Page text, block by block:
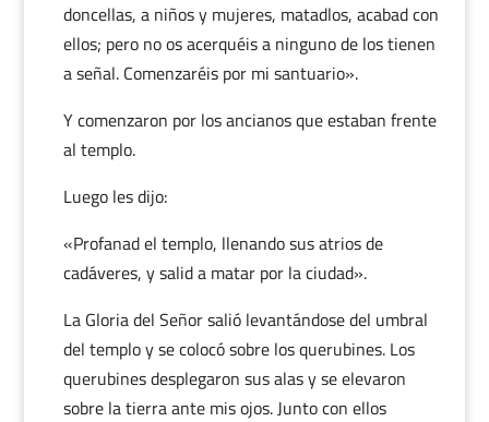
doncellas, a niños y mujeres, matadlos, acabad con
ellos; pero no os acerquéis a ninguno de los tienen
a señal. Comenzaréis por mi santuario».
Y comenzaron por los ancianos que estaban frente
al templo.
Luego les dijo:
«Profanad el templo, llenando sus atrios de
cadáveres, y salid a matar por la ciudad».
La Gloria del Señor salió levantándose del umbral
del templo y se colocó sobre los querubines. Los
querubines desplegaron sus alas y se elevaron
sobre la tierra ante mis ojos. Junto con ellos